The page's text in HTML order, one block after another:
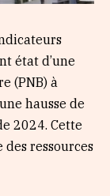
état d’une
(PNB) à
hausse de
2024. Cette
des ressources